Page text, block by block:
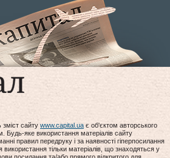
сайту www.capital.ua є об'єктом авторського
Будь-яке використання матеріалів сайту
правил передруку і за наявності гіперпосилання
використання тільки матеріалів, що знаходяться у